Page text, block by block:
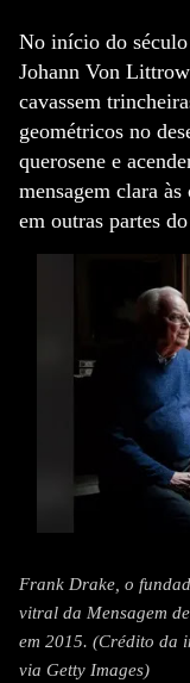
Ele também pegou
grave chamada
também teve um
de outra pessoa...
No início do
Johann Von
cavassem
geométricos no
querosene e
mensagem clara
em outras partes
Frank Drake, o
vitral da Mensagem
em 2015. (Crédito da
via Getty Images)